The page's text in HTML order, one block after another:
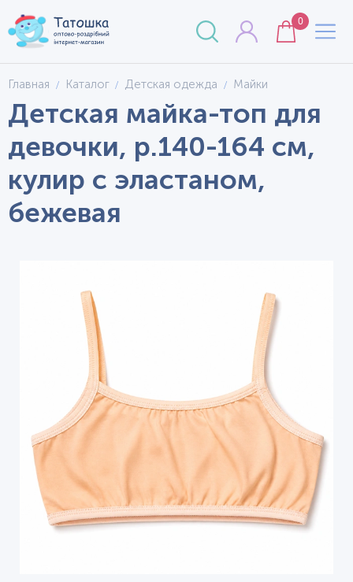
0
Главная Каталог Детская одежда Майки
Детская майка-топ для
девочки, р.140-164 см,
кулир с эластаном,
бежевая